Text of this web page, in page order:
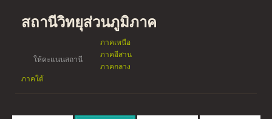
สถานีวิทยุส่วนภูมิภาค
ให้คะแนนสถานี
ภาคเหนือ
ภาคอีสาน
ภาคกลาง
ภาคใต้